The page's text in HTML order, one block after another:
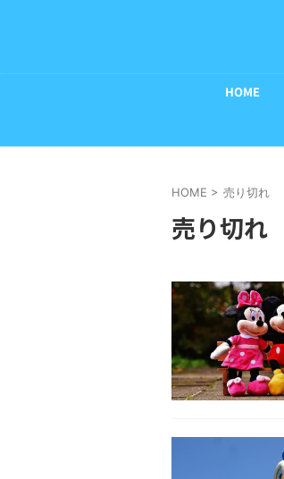
HOME
HOME > 売り切れ
売り切れ